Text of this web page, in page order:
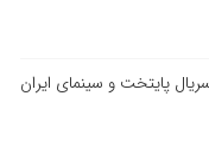
پایتخت و سینمای ایران